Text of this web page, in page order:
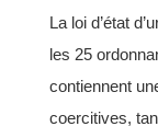
La loi d’état
les 25
contiennent
coercitives,